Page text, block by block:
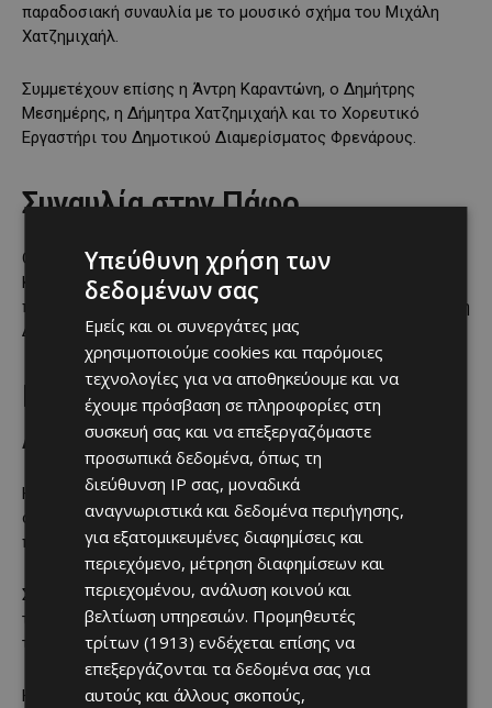
παραδοσιακή συναυλία με το μουσικό σχήμα του Μιχάλη
Χατζημιχαήλ.
Συμμετέχουν επίσης η Άντρη Καραντώνη, ο Δημήτρης
Μεσημέρης, η Δήμητρα Χατζημιχαήλ και το Χορευτικό
Εργαστήρι του Δημοτικού Διαμερίσματος Φρενάρους.
Συναυλία στην Πάφο
Ο Δήμος Πάφου, στο πλαίσιο των εκδηλώσεων του
Κατακλυσμού, διοργανώνει στις 8 και 30 το βράδυ, στην
πλατεία του Μεσαιωνικού Κάστρου, συναυλία με τους Γιάννη
Διονυσίου, Πέτρο Κουλουμή και Φρειδερίκη Τομπάζου.
Περφόρμανς στη Στέγη Χορού
Λευκωσίας
Η Αριάννα Οικονόμου και η ομάδα Echo Arts παρουσιάζουν
στις 8 και 30 το βράδυ, στη Στέγη Χορού Λευκωσίας, την
περφόρμανς «Heart’s Sacred Touch».
Στην παράσταση συμμετέχουν η Βρετανίδα συνθέτρια και
τραγουδίστρια Χέλεν Τσάντγουικ, καθώς και οι
τραγουδιστές Κρίστια Μιχαήλ και Μάριος Νικολαΐδης.
Η παραγωγή πραγματοποιείται με την υποστήριξη του
Υπεύθυνη χρήση των
δεδομένων σας
Εμείς και οι συνεργάτες μας
χρησιμοποιούμε cookies και παρόμοιες
τεχνολογίες για να αποθηκεύουμε και να
έχουμε πρόσβαση σε πληροφορίες στη
συσκευή σας και να επεξεργαζόμαστε
προσωπικά δεδομένα, όπως τη
διεύθυνση IP σας, μοναδικά
αναγνωριστικά και δεδομένα περιήγησης,
για εξατομικευμένες διαφημίσεις και
περιεχόμενο, μέτρηση διαφημίσεων και
περιεχομένου, ανάλυση κοινού και
βελτίωση υπηρεσιών. Προμηθευτές
τρίτων (1913) ενδέχεται επίσης να
επεξεργάζονται τα δεδομένα σας για
αυτούς και άλλους σκοπούς,